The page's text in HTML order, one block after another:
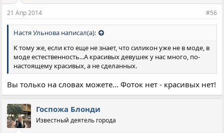
21 Апр 2014 #56
Настя Ульнова написал(а):
К тому же, если кто еще не знает, что силикон уже не в моде, в
моде естественность...А красивых девушек у нас много, по-
настоящему красивых, а не сделанных.
Вы только на словах можете... Фоток нет - красивых нет!
Госпожа Блонди
Известный деятель города